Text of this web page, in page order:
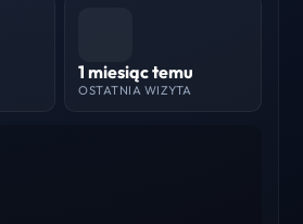
1 miesiąc temu
OSTATNIA WIZYTA